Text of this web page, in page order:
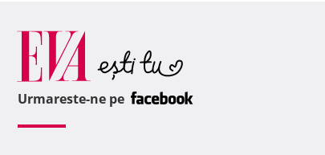
Urmareste-ne pe